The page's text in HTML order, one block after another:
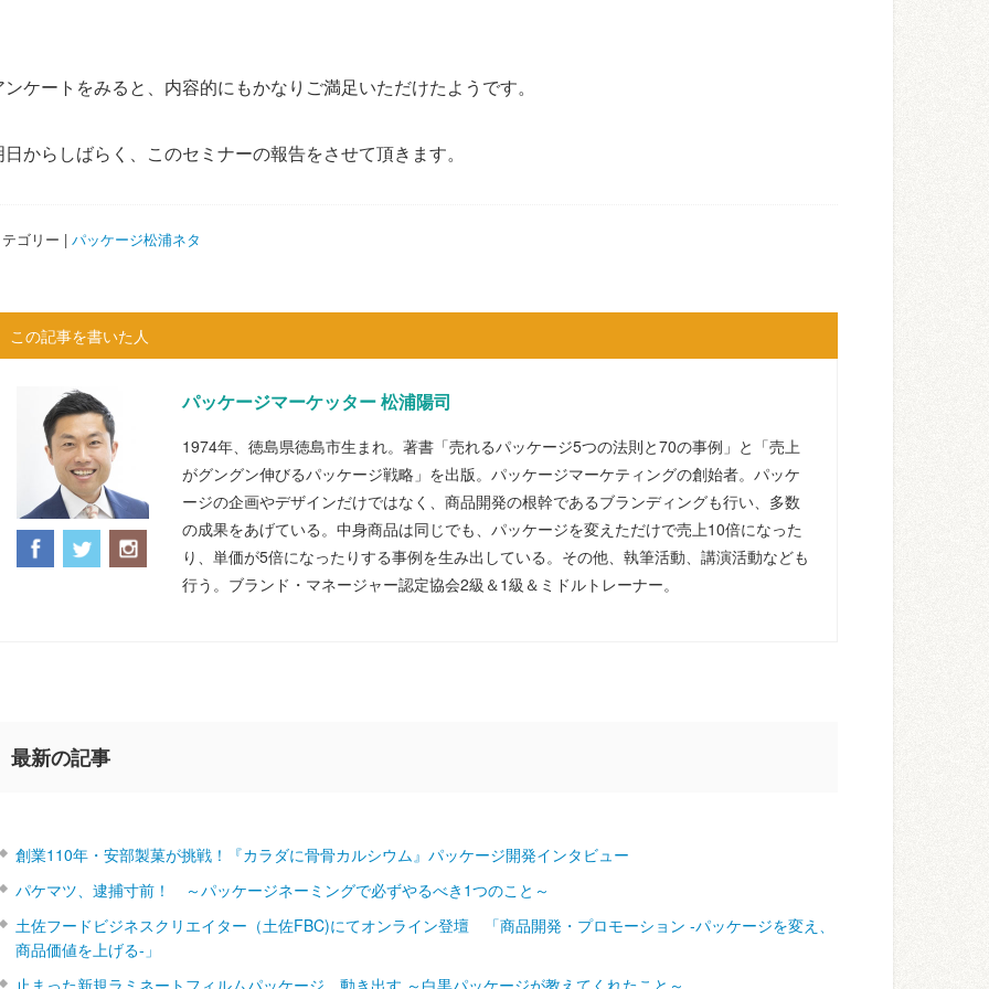
ンケートをみると、内容的にもかなりご満足いただけたようです。
日からしばらく、このセミナーの報告をさせて頂きます。
ゴリー | パッケージ松浦ネタ
この記事を書いた人
パッケージマーケッター 松浦陽司
1974年、徳島県徳島市生まれ。著書「売れるパッケージ5つの法則と70の事例」と「売上
がグングン伸びるパッケージ戦略」を出版。パッケージマーケティングの創始者。パッケ
ージの企画やデザインだけではなく、商品開発の根幹であるブランディングも行い、多数
の成果をあげている。中身商品は同じでも、パッケージを変えただけで売上10倍になった
り、単価が5倍になったりする事例を生み出している。その他、執筆活動、講演活動なども
行う。ブランド・マネージャー認定協会2級＆1級＆ミドルトレーナー。
最新の記事
創業110年・安部製菓が挑戦！『カラダに骨骨カルシウム』パッケージ開発インタビュー
パケマツ、逮捕寸前！ ～パッケージネーミングで必ずやるべき1つのこと～
土佐フードビジネスクリエイター（土佐FBC)にてオンライン登壇 「商品開発・プロモーション ‐パッケージを変え、
商品価値を上げる‐」
止まった新規ラミネートフィルムパッケージ、動き出す ～白黒パッケージが教えてくれたこと～